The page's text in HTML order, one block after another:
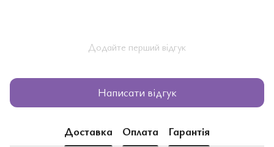
Додайте перший відгук
Написати відгук
Доставка Оплата Гарантія